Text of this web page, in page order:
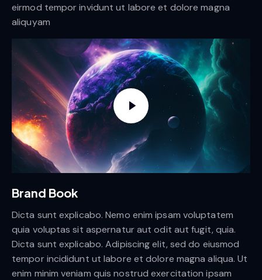
eirmod tempor invidunt ut labore et dolore magna
aliquyam
Brand Book
Dicta sunt explicabo. Nemo enim ipsam voluptatem
quia voluptas sit aspernatur aut odit aut fugit, quia.
Dicta sunt explicabo. Adipiscing elit, sed do eiusmod
tempor incididunt ut labore et dolore magna aliqua. Ut
enim minim veniam quis nostrud exercitation ipsam